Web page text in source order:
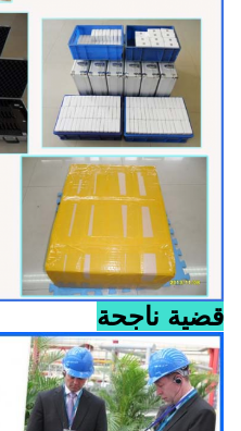
قضية ناجحة